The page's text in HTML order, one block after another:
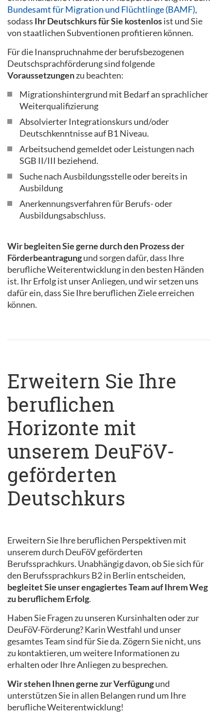
Bundesamt für Migration und Flüchtlinge (BAMF),
sodass Ihr Deutschkurs für Sie kostenlosist und Sie
von staatlichen Subventionen profitieren können.
Für die Inanspruchnahme der berufsbezogenen
Deutschsprachförderung sind folgende
Voraussetzungenzu beachten:
Migrationshintergrund mit Bedarf an sprachlicher
Weiterqualifizierung
Absolvierter Integrationskurs und/oder
Deutschkenntnisse auf B1 Niveau.
Arbeitsuchend gemeldet oder Leistungen nach
SGB II/III beziehend.
Suche nach Ausbildungsstelle oder bereits in
Ausbildung
Anerkennungsverfahren für Berufs- oder
Ausbildungsabschluss.
Wir begleiten Sie gerne durch den Prozess der
Förderbeantragungund sorgen dafür, dass Ihre
berufliche Weiterentwicklung in den besten Händen
ist. Ihr Erfolg ist unser Anliegen, und wir setzen uns
dafür ein, dass Sie Ihre beruflichen Ziele erreichen
können.
Erweitern Sie Ihre
beruflichen
Horizonte mit
unserem DeuFöV-
geförderten
Deutschkurs
Erweitern Sie Ihre beruflichen Perspektiven mit
unserem durch DeuFöV geförderten
Berufssprachkurs. Unabhängig davon, ob Sie sich für
den Berufssprachkurs B2 in Berlin entscheiden,
begleitet Sie unser engagiertes Team auf Ihrem Weg
zu beruflichem Erfolg.
Haben Sie Fragen zu unseren Kursinhalten oder zur
DeuFöV-Förderung? Karin Westfahl und unser
gesamtes Team sind für Sie da. Zögern Sie nicht, uns
zu kontaktieren, um weitere Informationen zu
erhalten oder Ihre Anliegen zu besprechen.
Wir stehen Ihnen gerne zur Verfügungund
unterstützen Sie in allen Belangen rund um Ihre
berufliche Weiterentwicklung!